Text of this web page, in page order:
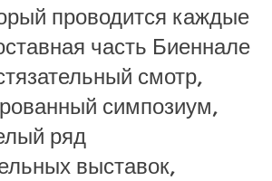
проводится каждые
часть Биеннале
смотр,
симпозиум,
ряд
выставок,